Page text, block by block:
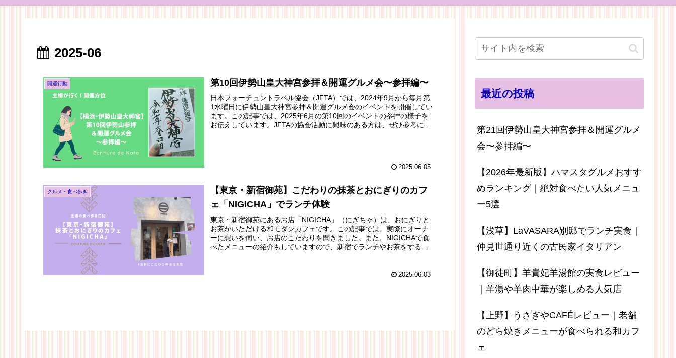
2025-06
開運行動 第10回伊勢山皇大神宮参拝＆開運グルメ会〜参拝編〜
日本フォーチュントラベル協会（JFTA）では、2024年9月から毎月第
1水曜日に伊勢山皇大神宮参拝＆開運グルメ会のイベントを開催してい
ます。この記事では、2025年6月の第10回のイベントの参拝の様子を
お伝えしています。JFTAの協会活動に興味のある方は、ぜひ参考にし
2025.06.05
グルメ・食べ歩き
【東京・新宿御苑】こだわりの抹茶とおにぎりのカフ
ェ「NIGICHA」でランチ体験
東京・新宿御苑にあるお店「NIGICHA」（にぎちゃ）は、おにぎりと
お茶がいただける和モダンカフェです。この記事では、実際にオーナ
ーに想いを伺い、お店のこだわりを聞きました。また、NIGICHAで食
べたメニューの紹介もしていますので、新宿でランチやお茶をする場
2025.06.03
最近の投稿
第21回伊勢山皇大神宮参拝＆開運グルメ
会〜参拝編〜
【2026年最新版】ハマスタグルメおすす
めランキング｜絶対食べたい人気メニュ
ー5選
【浅草】LaVASARA別邸でランチ実食｜
仲見世通り近くの古民家イタリアン
【御徒町】羊貴妃羊湯館の実食レビュー
｜羊湯や羊肉中華が楽しめる人気店
【上野】うさぎやCAFÉレビュー｜老舗
のどら焼きメニューが食べられる和カフ
ェ